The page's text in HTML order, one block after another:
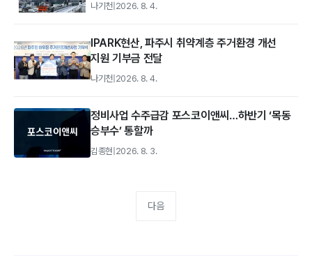
나기천 2026. 8. 4.
IPARK현산, 파주시 취약계층 주거환경 개선
지원 기부금 전달
나기천 2026. 8. 4.
정비사업 수주급감 포스코이앤씨…하반기 ‘목동
승부수’ 통할까
김종현 2026. 8. 3.
다음